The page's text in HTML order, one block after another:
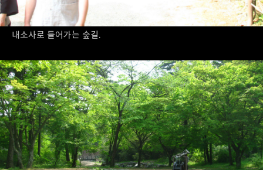
내소사로 들어가는 숲길.